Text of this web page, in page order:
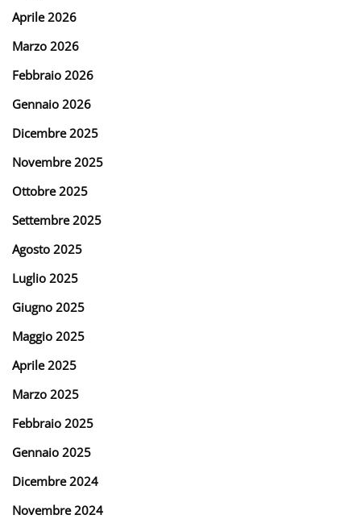
Aprile 2026
Marzo 2026
Febbraio 2026
Gennaio 2026
Dicembre 2025
Novembre 2025
Ottobre 2025
Settembre 2025
Agosto 2025
Luglio 2025
Giugno 2025
Maggio 2025
Aprile 2025
Marzo 2025
Febbraio 2025
Gennaio 2025
Dicembre 2024
Novembre 2024